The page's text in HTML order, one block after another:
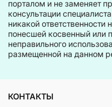
порталом и не заменяет
консультации
никакой ответственности
понесшей косвенный или
неправильного
размещенной на данном
КОНТАКТЫ